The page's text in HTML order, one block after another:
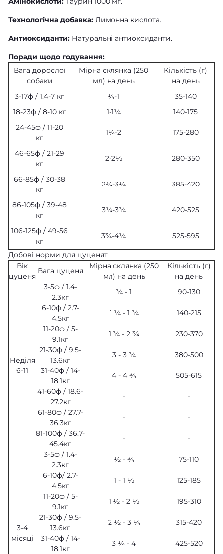
Технологічна добавка: Лимонна кислота.
Антиоксиданти: Натуральні антиоксиданти.
Поради щодо годування:
Вага дорослої
собаки
Мірна склянка (250
мл) на день
Кількість (г)
на день
3-17ф / 1.4-7 кг
¼-1
35-140
18-23ф / 8-10 кг
1-1¼
140-175
24-45ф / 11-20
кг
1¼-2 175-280
46-65ф / 21-29
кг
2-2½ 280-350
66-85ф / 30-38
кг
2¾-3¼ 385-420
86-105ф / 39-48
кг
3¼-3¾ 420-525
106-125ф / 49-56
кг
3¾-4¼ 525-595
Добові норми для цуценят
Вік
цуценя
Вага цуценя
Мірна склянка (250
мл) на день
Кількість (г)
на день
Неділя
6-11
3-5ф / 1.4-
2.3кг
¾ - 1
90-130
6-10ф / 2.7-
4.5кг
1 ¼ - 1 ¾
140-215
11-20ф / 5-
9.1кг
1 ¾ - 2 ¾
230-370
21-30ф / 9.5-
13.6кг
3 - 3 ¾
380-500
31-40ф / 14-
18.1кг
4 - 4 ¾
505-615
41-60ф / 18.6-
27.2кг
-
-
61-80ф / 27.7-
36.3кг
-
-
81-100ф / 36.7-
45.4кг
- -
3-4
місяці
3-5ф / 1.4-
2.3кг
½ - ¾
75-110
6-10ф/ 2.7-
4.5кг
1 - 1 ½
125-185
11-20ф / 5-
9.1кг
1 ½ - 2 ½
195-310
21-30ф / 9.5-
13.6кг
2 ½ - 3 ¼
315-420
31-40ф / 14-
18.1кг
3 ¼ - 4
425-520